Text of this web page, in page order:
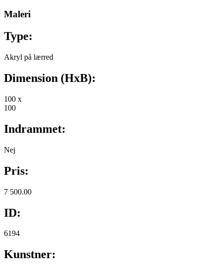
Maleri
Type:
Akryl på lærred
Dimension (HxB):
100 x
100
Indrammet:
Nej
Pris:
7 500.00
ID:
6194
Kunstner: